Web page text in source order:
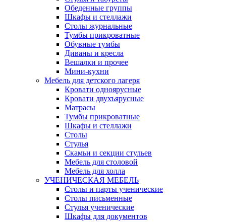
Обеденные группы
Шкафы и стеллажи
Столы журнальные
Тумбы прикроватные
Обувные тумбы
Диваны и кресла
Вешалки и прочее
Мини-кухни
Мебель для детского лагеря
Кровати одноярусные
Кровати двухъярусные
Матрасы
Тумбы прикроватные
Шкафы и стеллажи
Столы
Стулья
Скамьи и секции стульев
Мебель для столовой
Мебель для холла
УЧЕНИЧЕСКАЯ МЕБЕЛЬ
Столы и парты ученические
Столы письменные
Стулья ученические
Шкафы для документов